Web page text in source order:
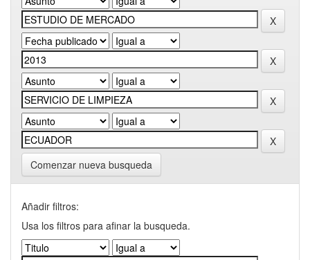
Comenzar nueva busqueda
Añadir filtros:
Usa los filtros para afinar la busqueda.